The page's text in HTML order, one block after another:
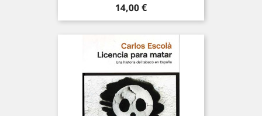
Precio
14,00 €